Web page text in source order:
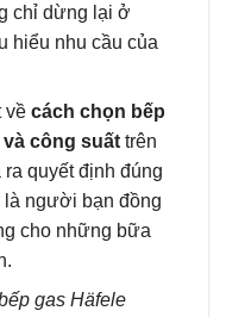
chỉ dừng lại ở
hiểu nhu cầu của
về cách chọn bếp
công suất trên
quyết định đúng
là người bạn đồng
cho những bữa
gas Häfele